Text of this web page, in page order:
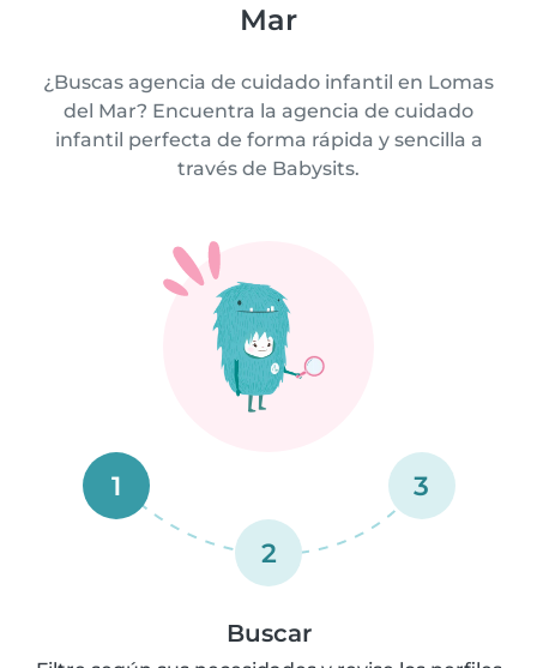
Mar
¿Buscas agencia de cuidado infantil en Lomas
del Mar? Encuentra la agencia de cuidado
infantil perfecta de forma rápida y sencilla a
través de Babysits.
1
2
3
Buscar